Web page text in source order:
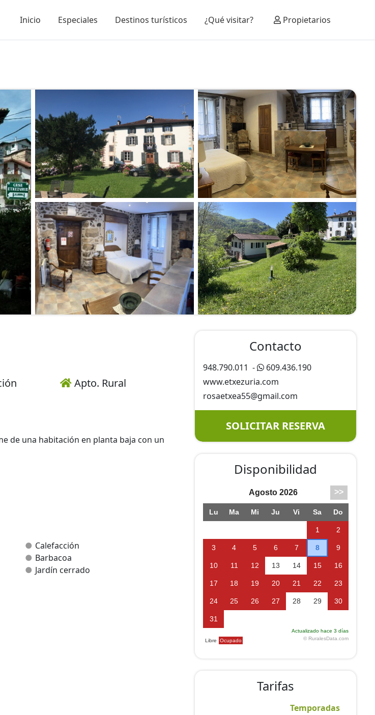
Inicio Especiales Destinos turísticos ¿Qué visitar? Propietarios
Apto. Rural
de una habitación en planta baja con un
Calefacción
Barbacoa
Jardín cerrado
Contacto
948.790.011 -
609.436.190
www.etxezuria.com
rosaetxea55@gmail.com
SOLICITAR RESERVA
Disponibilidad
Tarifas
Temporadas